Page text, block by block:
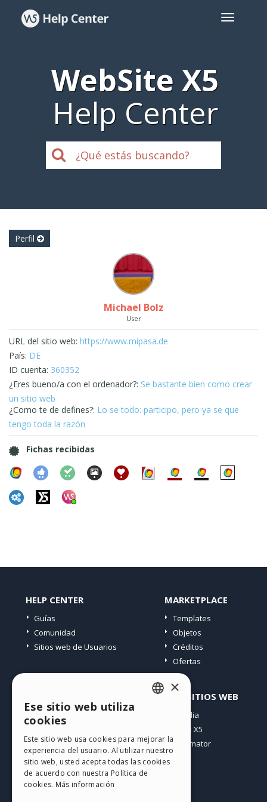
WebSite X5
Help Center
Perfil
Michael Bolz
User
URL del sitio web: https://www.mipasa.de
País: DE
ID cuenta: 360352
¿Eres bueno/a con el ordenador?: Se bastante bien como crear
un sitio web
¿Como te de defines?: Lo se todo: participo, pero ya se que
tengo toda la razón
Fichas recibidas
HELP CENTER
Guías
Comunidad
Sitios web de Usuarios
MARKETPLACE
Templates
Objetos
Créditos
Ofertas
Mis post
Mis download
Espacio Web
Mis Créditos
OTROS SITIOS WEB
Incomedia
WebSite X5
WebAnimator
GERMAN
SPANISH
×
Ese sitio web utiliza
cookies
Este sitio web usa cookies para mejorar la
experiencia del usuario. Al utilizar nuestro
sitio web, usted acepta todas las cookies
de acuerdo con nuestra Política de
cookies. Más información